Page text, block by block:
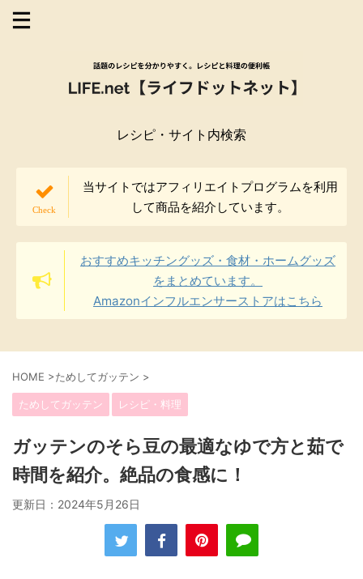
レシピ・サイト内検索
当サイトではアフィリエイトプログラムを利用
して商品を紹介しています。
おすすめキッチングッズ・食材・ホームグッズ
をまとめています。
Amazonインフルエンサーストアはこちら
HOME >ためしてガッテン >
ためしてガッテン レシピ・料理
ガッテンのそら豆の最適なゆで方と茹で
時間を紹介。絶品の食感に！
更新日： 2024年5月26日